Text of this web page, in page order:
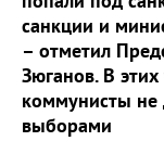
санкции и
– отметил
Зюганов. В
коммунисты не
выборами